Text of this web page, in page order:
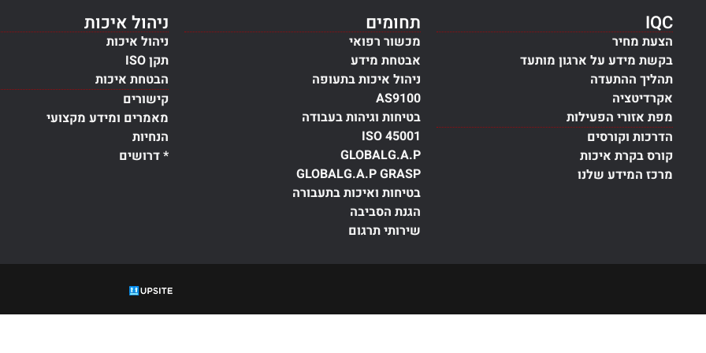
IQC
הצעת מחיר
בקשת מידע על ארגון מותעד
תהליך ההתעדה
אקרדיטציה
מפת אזורי הפעילות
הדרכות וקורסים
קורס בקרת איכות
מרכז המידע שלנו
תחומים
מכשור רפואי
אבטחת מידע
ניהול איכות בתעופה
AS9100
בטיחות וגיהות בעבודה
ISO 45001
GLOBALG.A.P
GLOBALG.A.P GRASP
בטיחות ואיכות בתעבורה
הגנת הסביבה
שירותי תרגום
ניהול איכות
ניהול איכות
תקן ISO
הבטחת איכות
קישורים
מאמרים ומידע מקצועי
הנחיות
* דרושים